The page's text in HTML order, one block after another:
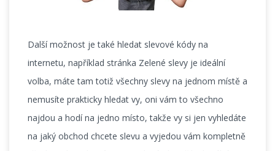
Další možnost je také hledat slevové kódy na
internetu, například stránka Zelené slevy je ideální
volba, máte tam totiž všechny slevy na jednom místě a
nemusíte prakticky hledat vy, oni vám to všechno
najdou a hodí na jedno místo, takže vy si jen vyhledáte
na jaký obchod chcete slevu a vyjedou vám kompletně